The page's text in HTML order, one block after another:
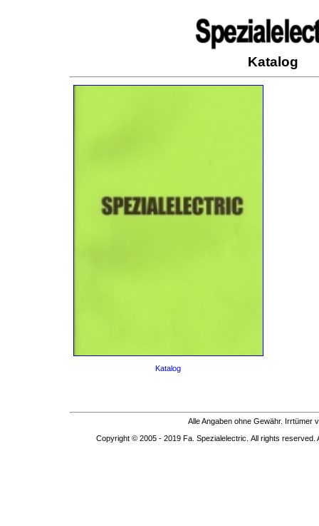
Katalog
Katalog
Alle Angaben ohne Gewähr. Irrtümer
Copyright © 2005 - 2019 Fa. Spezialelectric. All rights reserved.